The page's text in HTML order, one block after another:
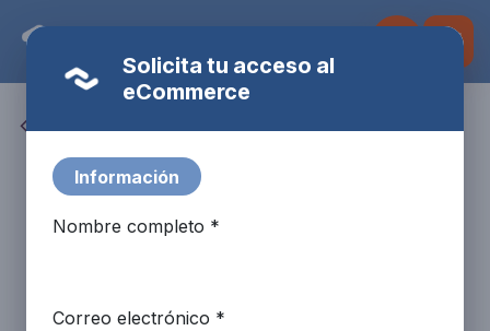
Todos los productos
Solicita tu acceso al
eCommerce
Información
Nombre completo *
Correo electrónico *
Fulbot